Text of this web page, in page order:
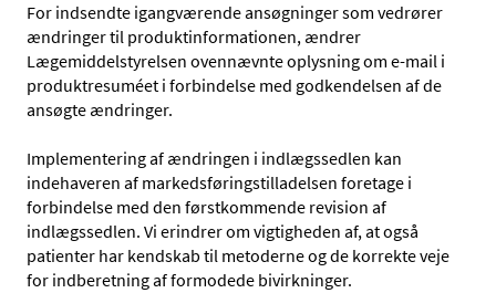
For indsendte igangværende ansøgninger som vedrører
ændringer til produktinformationen, ændrer
Lægemiddelstyrelsen ovennævnte oplysning om e-mail i
produktresuméet i forbindelse med godkendelsen af de
ansøgte ændringer.
Implementering af ændringen i indlægssedlen kan
indehaveren af markedsføringstilladelsen foretage i
forbindelse med den førstkommende revision af
indlægssedlen. Vi erindrer om vigtigheden af, at også
patienter har kendskab til metoderne og de korrekte veje
for indberetning af formodede bivirkninger.